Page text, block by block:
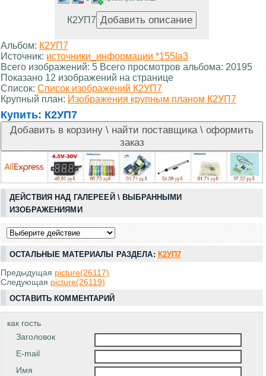
К2УП7
Альбом: К2УП7
Источник: источники_информации *155la3
Всего изображений: 5 Всего просмотров альбома: 20195
Показано 12 изображений на странице
Список: Список изображений К2УП7
Крупный план: Изображения крупным планом К2УП7
Купить: К2УП7
ДЕЙСТВИЯ НАД ГАЛЕРЕЕЙ \ ВЫБРАННЫМИ
ИЗОБРАЖЕНИЯМИ
ОСТАЛЬНЫЕ МАТЕРИАЛЫ РАЗДЕЛА: К2УП7
Предыдущая picture(26117)
Следующая picture(26119)
ОСТАВИТЬ КОММЕНТАРИЙ
как гость
Заголовок
E-mail
Имя